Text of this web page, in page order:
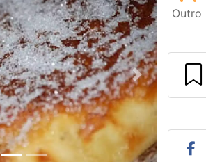
Next
Outro